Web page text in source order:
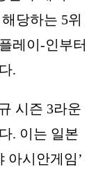
당하는 5위
레이-인부터
.
시즌 3라운
. 이는 일본
아시안게임’